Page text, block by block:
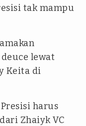
tak mampu
lewat
Keita di
harus
Zhaiyk VC